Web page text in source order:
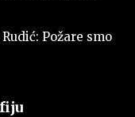
Rudić: Požare smo